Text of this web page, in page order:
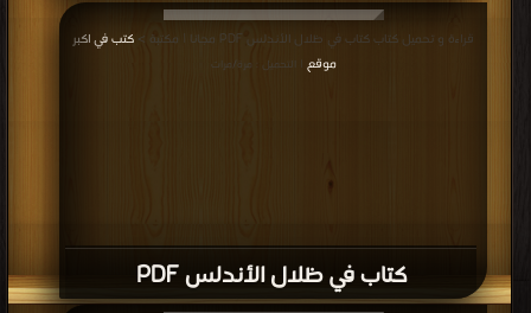
كتاب في ظلال الأندلس PDF
قراءة و تحميل كتاب كتاب في ظلال الأندلس PDF مجانا | مكتبة >
موقع | التحميل : مرة/مرات